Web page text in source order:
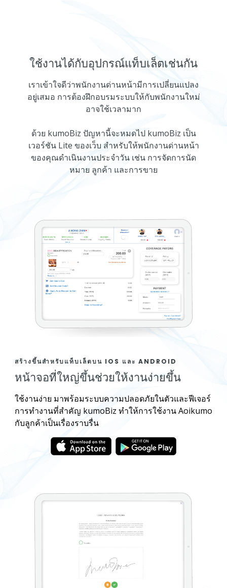
ใช้งานได้กับอุปกรณ์แท็บเล็ตเช่นกัน
เราเข้าใจดีว่าพนักงานด่านหน้ามีการเปลี่ยนแปลง
อยู่เสมอ การต้องฝึกอบรมระบบให้กับพนักงานใหม่
อาจใช้เวลามาก
ด้วย kumoBiz ปัญหานี้จะหมดไป kumoBiz เป็น
เวอร์ชัน Lite ของเว็บ สำหรับให้พนักงานด่านหน้า
ของคุณดำเนินงานประจำวัน เช่น การจัดการนัด
หมาย ลูกค้า และการขาย
สร้างขึ้นสำหรับแท็บเล็ตบน IOS และ ANDROID
หน้าจอที่ใหญ่ขึ้นช่วยให้งานง่ายขึ้น
ใช้งานง่าย มาพร้อมระบบความปลอดภัยในตัวและฟีเจอร์
การทำงานที่สำคัญ kumoBiz ทำให้การใช้งาน Aoikumo
กับลูกค้าเป็นเรื่องราบรื่น